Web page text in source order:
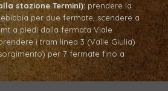
stazione Termini): prendere la
per due fermate, scendere a
a piedi dalla fermata Viale
i tram linea 3 (Valle Giulia)
per 7 fermate fino a